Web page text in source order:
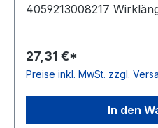
4059213008217
Norm DIN 7753
Polyester Breite 12,7mm
27,31 €*
Preise inkl. MwSt. zzgl.
In den